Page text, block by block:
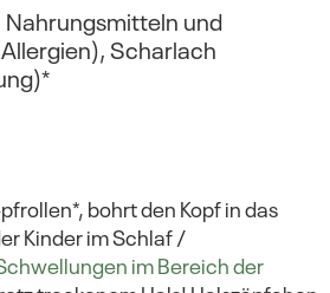
und
Scharlach
bohrt den Kopf in das
Kinder im Schlaf /
im Bereich der